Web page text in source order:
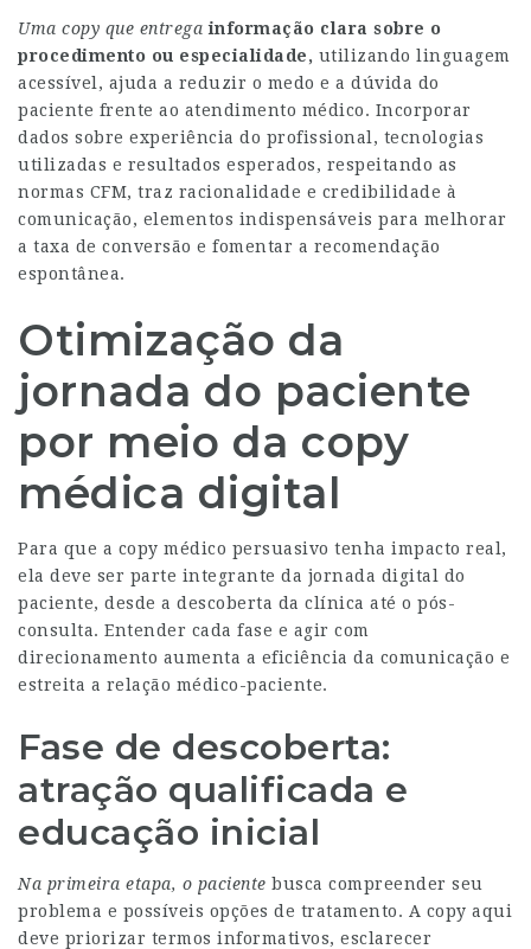
Uma copy que entrega informação clara sobre o
procedimento ou especialidade, utilizando linguagem
acessível, ajuda a reduzir o medo e a dúvida do
paciente frente ao atendimento médico. Incorporar
dados sobre experiência do profissional, tecnologias
utilizadas e resultados esperados, respeitando as
normas CFM, traz racionalidade e credibilidade à
comunicação, elementos indispensáveis para melhorar
a taxa de conversão e fomentar a recomendação
espontânea.
Otimização da
jornada do paciente
por meio da copy
médica digital
Para que a copy médico persuasivo tenha impacto real,
ela deve ser parte integrante da jornada digital do
paciente, desde a descoberta da clínica até o pós-
consulta. Entender cada fase e agir com
direcionamento aumenta a eficiência da comunicação e
estreita a relação médico-paciente.
Fase de descoberta:
atração qualificada e
educação inicial
Na primeira etapa, o paciente busca compreender seu
problema e possíveis opções de tratamento. A copy aqui
deve priorizar termos informativos, esclarecer